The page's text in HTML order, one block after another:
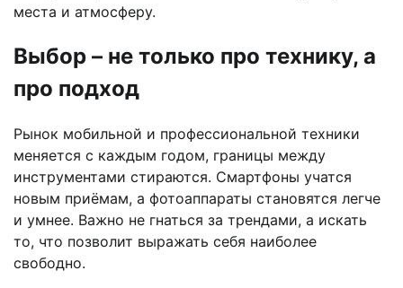
места и атмосферу.
Выбор – не только про технику, а
про подход
Рынок мобильной и профессиональной техники
меняется с каждым годом, границы между
инструментами стираются. Смартфоны учатся
новым приёмам, а фотоаппараты становятся легче
и умнее. Важно не гнаться за трендами, а искать
то, что позволит выражать себя наиболее
свободно.